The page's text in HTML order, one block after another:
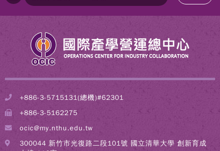
+886-3-5715131(總機)#62301
+886-3-5162275
ocic@my.nthu.edu.tw
300044 新竹市光復路二段101號 國立清華大學 創新育成